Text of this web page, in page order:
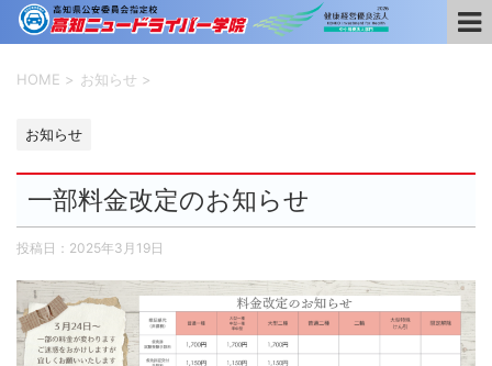
HOME > お知らせ >
お知らせ
一部料金改定のお知らせ
投稿日： 2025年3月19日